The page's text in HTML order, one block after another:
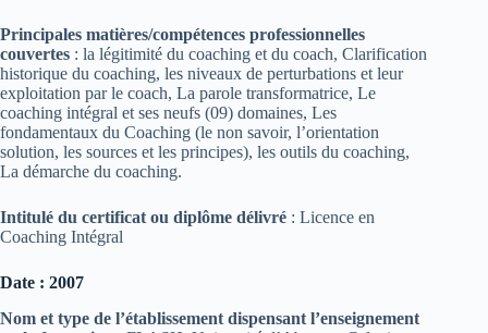
Principales matières/compétences professionnelles
couvertes : la légitimité du coaching et du coach, Clarification
historique du coaching, les niveaux de perturbations et leur
exploitation par le coach, La parole transformatrice, Le
coaching intégral et ses neufs (09) domaines, Les
fondamentaux du Coaching (le non savoir, l’orientation
solution, les sources et les principes), les outils du coaching,
La démarche du coaching.
Intitulé du certificat ou diplôme délivré : Licence en
Coaching Intégral
Date : 2007
Nom et type de l’établissement dispensant l’enseignement